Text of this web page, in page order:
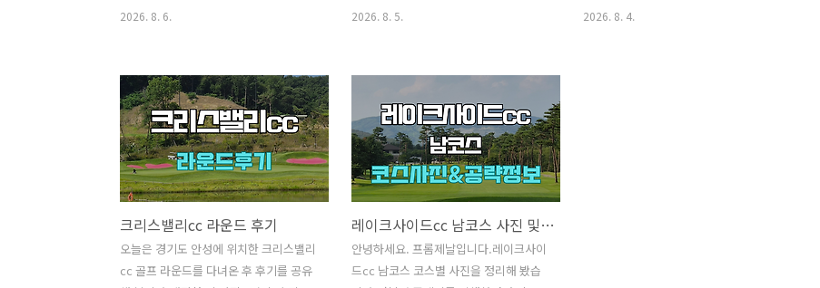
남자 - 핸디 : +11 - 구질 : 드로우 - 드라이
버 거리 : Carry 230m - 7번 아이언 거리 :
Carry 145m - 사용 티잉구역 : 화이트티
코스 사진 및 공략 지점 In 코스로 시작합
니다. In 코스 1번 홀 / Par4두 번째 벙커
방향이 안전하지만 벙커 초입이 200미터
정도입니다.우측 나무숲을 넘기는 선택도
좋아요.넘기는 선택을 했습니다.세컨샷
지점. In 코스 2번 홀 / Par4티샷은 멀리
그린 벙커 우측 끝 에이밍..
2026. 8. 6.
해 보겠습니다.라운드 정보[ 안성cc In-
일 - Tee off time 06:41 - 그린피 10만 -
카트비 10만 (2.5만/인) - 캐디피 15만
(3.75만/인) -> 인당 16.25만 Not Good
티잉구역 상태파 3 매트유무 : 매트 X파 3
잔디 상태 : 인코스는 그나마 통상적 수준
이었는데 아웃코스는 거의 땅바닥 수준.
파 4, 5 매트유무 : 매트 X 파 4, 5 잔디 상
태 : 시작하고 몇 홀 정도는 괜..
2026. 8. 5. 2026. 8. 4.
크리스밸리cc 라운드 후기
오늘은 경기도 안성에 위치한 크리스밸리
cc 골프 라운드를 다녀온 후 후기를 공유
레이크사이드cc 남코스 사진 및 공략 정보
안녕하세요. 프롬제날입니다.레이크사이
드cc 남코스 코스별 사진을 정리해 봤습